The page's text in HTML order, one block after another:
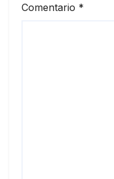
Comentario *